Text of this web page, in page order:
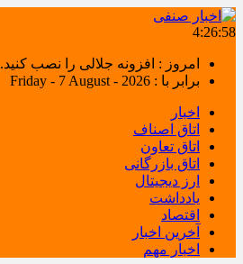
4:26:58
امروز : افزونه جلالی را نصب کنید.
برابر با : Friday - 7 August - 2026
اخبار
اتاق اصناف
اتاق تعاون
اتاق بازرگانی
ارز دیجیتال
یادداشت
اقتصاد
آخرین اخبار
اخبار مهم